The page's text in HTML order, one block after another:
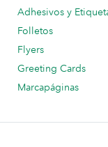
Adhesivos y
Folletos
Flyers
Greeting Cards
Marcapáginas